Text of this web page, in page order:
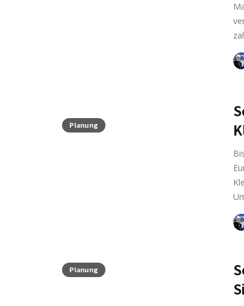
Planung
Planung